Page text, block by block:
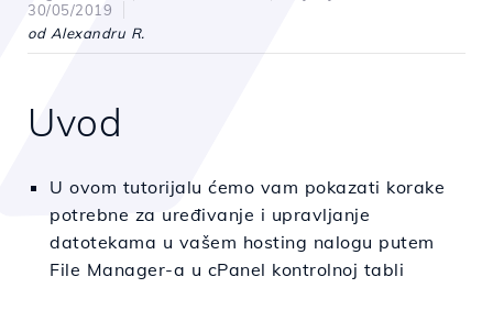
30/05/2019
od Alexandru R.
Uvod
U ovom tutorijalu ćemo vam pokazati korake
potrebne za uređivanje i upravljanje
datotekama u vašem hosting nalogu putem
File Manager-a u cPanel kontrolnoj tabli